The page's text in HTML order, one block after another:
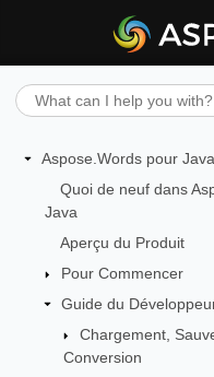
Aspose.Words pour Java
Quoi de neuf dans
Java
Aperçu du Produit
Pour Commencer
Guide du
Chargement,
Conversion